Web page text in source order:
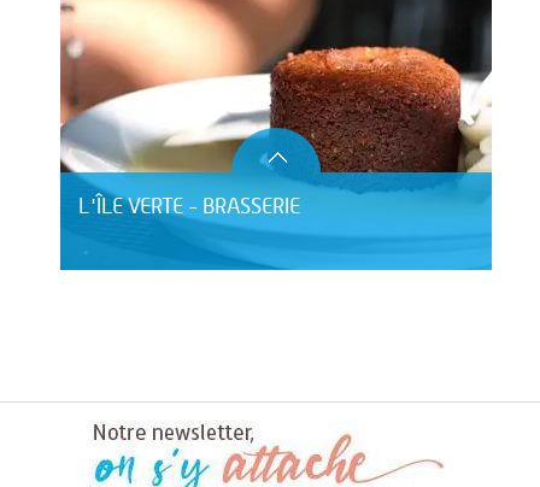
L'ÎLE VERTE - BRASSERIE